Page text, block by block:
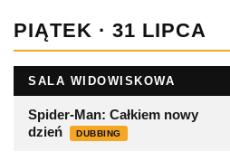
PIĄTEK · 31 LIPCA
SALA WIDOWISKOWA
Spider-Man: Całkiem nowy
dzień
DUBBING